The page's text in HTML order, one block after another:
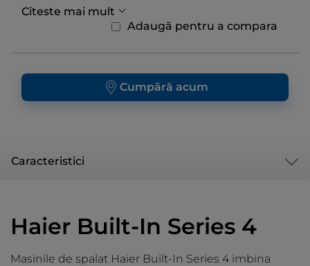
Citeste mai mult
Adaugă pentru a compara
Cumpără acum
Caracteristici
Haier Built-In Series 4
Masinile de spalat Haier Built-In Series 4 imbina